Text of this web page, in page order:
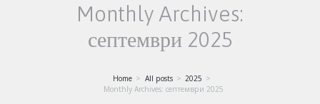
Monthly Archives:
септември 2025
Home All posts
2025
Monthly Archives: септември 2025